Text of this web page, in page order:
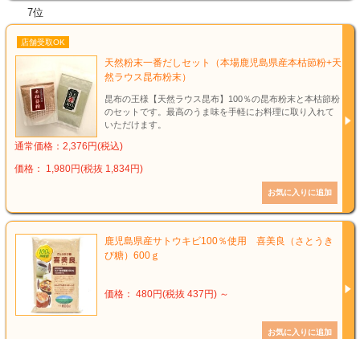
7位
店舗受取OK
天然粉末一番だしセット（本場鹿児島県産本枯節粉+天
然ラウス昆布粉末）
昆布の王様【天然ラウス昆布】100％の昆布粉末と本枯節粉
のセットです。最高のうま味を手軽にお料理に取り入れて
いただけます。
通常価格：2,376円(税込)
価格： 1,980円(税抜 1,834円)
鹿児島県産サトウキビ100％使用 喜美良（さとうき
び糖）600ｇ
価格： 480円(税抜 437円) ～